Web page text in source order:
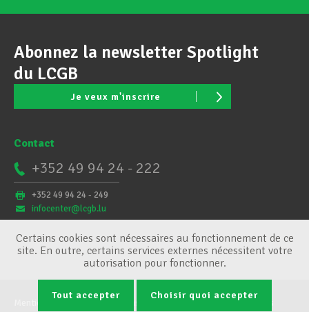
Abonnez la newsletter Spotlight
du LCGB
Je veux m'inscrire
Contact
+352 49 94 24 - 222
+352 49 94 24 - 249
infocenter@lcgb.lu
Conditions générales Gestion des cookies
Certains cookies sont nécessaires au fonctionnement de ce
site. En outre, certains services externes nécessitent votre
autorisation pour fonctionner.
Tout accepter Choisir quoi accepter